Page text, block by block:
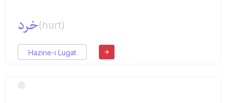
خرد(hurt)
Hazine-i Lugat